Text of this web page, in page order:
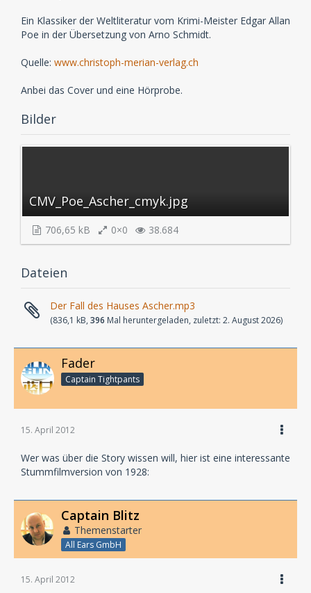
Ein Klassiker der Weltliteratur vom Krimi-Meister Edgar Allan
Poe in der Übersetzung von Arno Schmidt.
Quelle: www.christoph-merian-verlag.ch
Anbei das Cover und eine Hörprobe.
Bilder
CMV_Poe_Ascher_cmyk.jpg
706,65 kB 0×0 38.684
Dateien
Der Fall des Hauses Ascher.mp3
(836,1 kB, 396 Mal heruntergeladen, zuletzt: 2. August 2026)
Fader
Captain Tightpants
15. April 2012
Wer was über die Story wissen will, hier ist eine interessante
Stummfilmversion von 1928:
Captain Blitz
Themenstarter
All Ears GmbH
15. April 2012